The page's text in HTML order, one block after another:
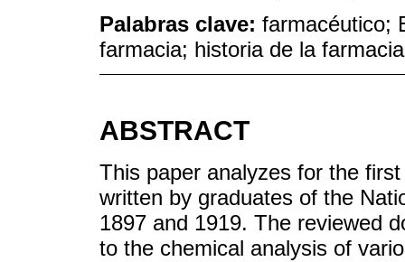
Palabras clave: farmacéutico;
farmacia; historia de la
ABSTRACT
This paper analyzes for the
written by graduates of the
1897 and 1919. The reviewed
to the chemical analysis of